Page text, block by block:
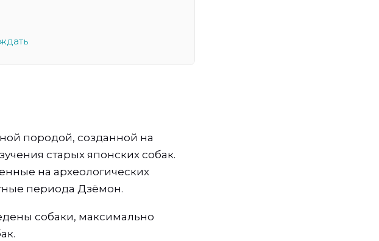
породой, созданной на
старых японских собак.
на археологических
периода Дзёмон.
собаки, максимально